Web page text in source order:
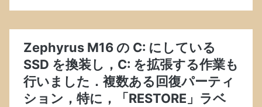
Zephyrus M16 の C: にしている
SSD を換装し，C: を拡張する作業も
行いました．複数ある回復パーティ
ション，特に，「RESTORE」ラベ